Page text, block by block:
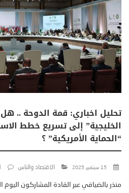
تحليل اخباري: قمة الدوحة ..
الخليجية” إلى تسريع خطط
“الحماية الأمريكية” ؟
15 سبتمبر، 2025 الاقتصاد والناس